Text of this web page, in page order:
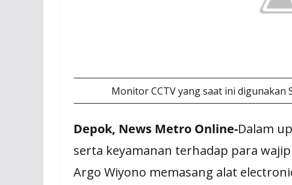
Monitor CCTV yang saat ini digunakan
Depok, News Metro Online-Dalam
serta keyamanan terhadap para
Argo Wiyono memasang alat